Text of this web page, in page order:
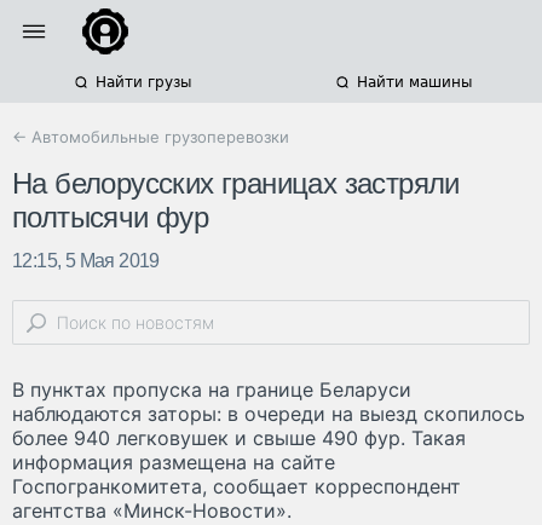
Найти грузы Найти машины
← Автомобильные грузоперевозки
На белорусских границах застряли
полтысячи фур
12:15, 5 Мая 2019
В пунктах пропуска на границе Беларуси
наблюдаются заторы: в очереди на выезд скопилось
более 940 легковушек и свыше 490 фур. Такая
информация размещена на сайте
Госпогранкомитета, сообщает корреспондент
агентства «Минск-Новости».